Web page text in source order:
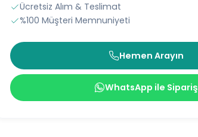
Ücretsiz Alım & Teslimat
%100 Müşteri Memnuniyeti
Hemen Arayın
WhatsApp ile Sipariş